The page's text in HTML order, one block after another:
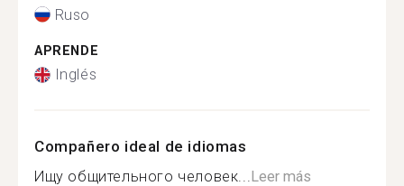
Ruso
APRENDE
Inglés
Compañero ideal de idiomas
Ищу общительного человек...Leer más